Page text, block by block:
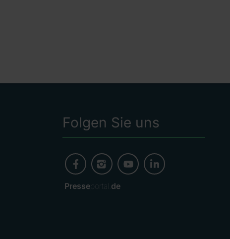
Folgen Sie uns
Presseportal. de